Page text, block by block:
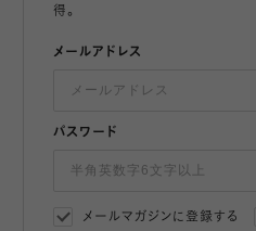
得。
メールアドレス
パスワード
メールマガジンに登録する